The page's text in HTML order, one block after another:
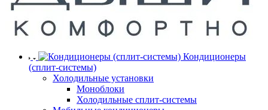
Кондиционеры
(сплит-системы)
Холодильные установки
Моноблоки
Холодильные сплит-системы